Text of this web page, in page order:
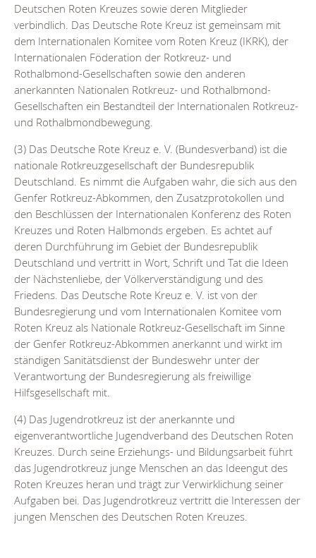
Deutschen Roten Kreuzes sowie deren Mitglieder
verbindlich. Das Deutsche Rote Kreuz ist gemeinsam mit
dem Internationalen Komitee vom Roten Kreuz (IKRK), der
Internationalen Föderation der Rotkreuz- und
Rothalbmond-Gesellschaften sowie den anderen
anerkannten Nationalen Rotkreuz- und Rothalbmond-
Gesellschaften ein Bestandteil der Internationalen Rotkreuz-
und Rothalbmondbewegung.
(3) Das Deutsche Rote Kreuz e. V. (Bundesverband) ist die
nationale Rotkreuzgesellschaft der Bundesrepublik
Deutschland. Es nimmt die Aufgaben wahr, die sich aus den
Genfer Rotkreuz-Abkommen, den Zusatzprotokollen und
den Beschlüssen der Internationalen Konferenz des Roten
Kreuzes und Roten Halbmonds ergeben. Es achtet auf
deren Durchführung im Gebiet der Bundesrepublik
Deutschland und vertritt in Wort, Schrift und Tat die Ideen
der Nächstenliebe, der Völkerverständigung und des
Friedens. Das Deutsche Rote Kreuz e. V. ist von der
Bundesregierung und vom Internationalen Komitee vom
Roten Kreuz als Nationale Rotkreuz-Gesellschaft im Sinne
der Genfer Rotkreuz-Abkommen anerkannt und wirkt im
ständigen Sanitätsdienst der Bundeswehr unter der
Verantwortung der Bundesregierung als freiwillige
Hilfsgesellschaft mit.
(4) Das Jugendrotkreuz ist der anerkannte und
eigenverantwortliche Jugendverband des Deutschen Roten
Kreuzes. Durch seine Erziehungs- und Bildungsarbeit führt
das Jugendrotkreuz junge Menschen an das Ideengut des
Roten Kreuzes heran und trägt zur Verwirklichung seiner
Aufgaben bei. Das Jugendrotkreuz vertritt die Interessen der
jungen Menschen des Deutschen Roten Kreuzes.